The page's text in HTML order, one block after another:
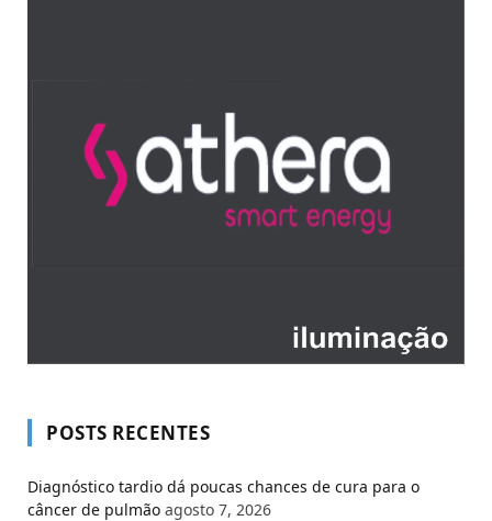
POSTS RECENTES
Diagnóstico tardio dá poucas chances de cura para o
câncer de pulmão agosto 7, 2026